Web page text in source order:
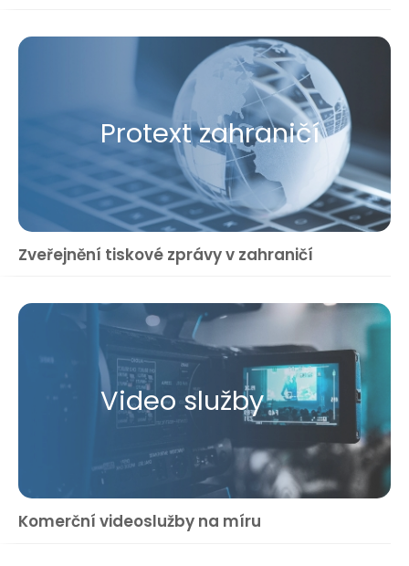
Protext zahraničí
Zveřejnění tiskové zprávy v zahraničí
Video služby
Komerční videoslužby na míru